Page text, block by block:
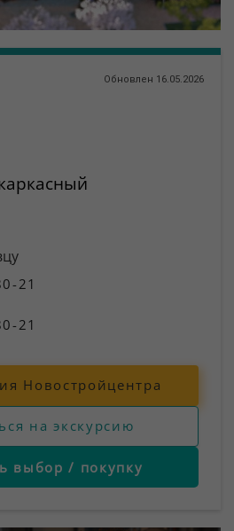
Обновлен 16.05.2026
21
21
Новостройцентра
на экскурсию
выбор / покупку